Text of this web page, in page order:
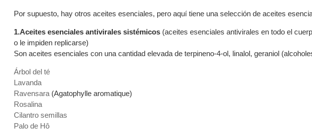
Por supuesto, hay otros aceites esenciales, pero aquí tiene una selección de aceites
1.Aceites esenciales antivirales sistémicos (aceites esenciales antivirales en todo el
o le impiden replicarse)
Son aceites esenciales con una cantidad elevada de terpineno-4-ol, linalol, geraniol
Árbol del té
Lavanda
Ravensara(Agatophylle aromatique)
Rosalina
Cilantro semillas
Palo de Hô